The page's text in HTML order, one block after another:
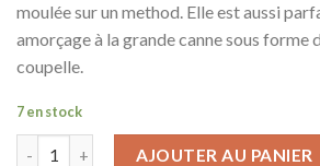
moulée sur un method. Elle est aussi
amorçage à la grande canne sous forme
coupelle.
7 en stock
AJOUTER AU PANIER